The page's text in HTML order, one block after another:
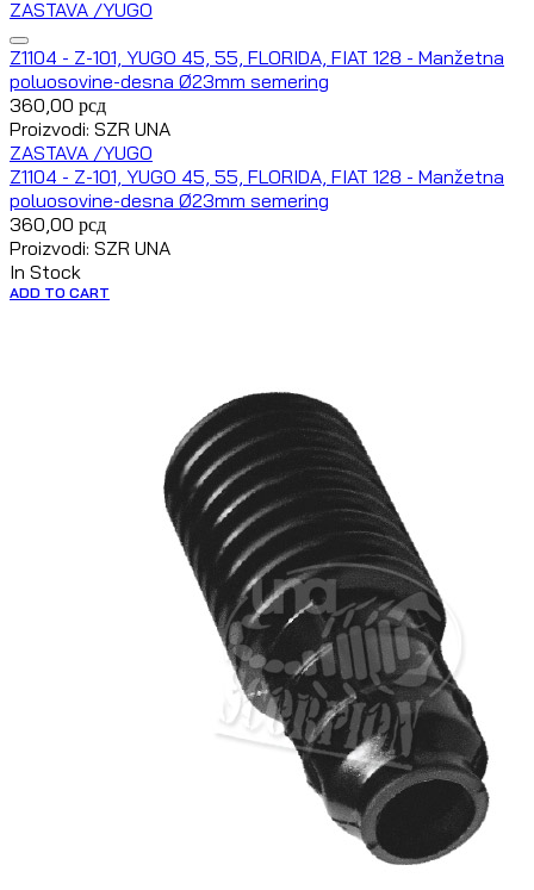
ZASTAVA /YUGO
Z1104 - Z-101, YUGO 45, 55, FLORIDA, FIAT 128 - Manžetna
poluosovine-desna Ø23mm semering
360,00 рсд
Proizvodi: SZR UNA
ZASTAVA /YUGO
Z1104 - Z-101, YUGO 45, 55, FLORIDA, FIAT 128 - Manžetna
poluosovine-desna Ø23mm semering
360,00 рсд
Proizvodi: SZR UNA
In Stock
ADD TO CART